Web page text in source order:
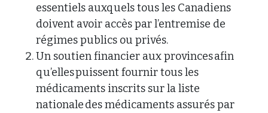
essentiels auxquels tous les Canadiens
doivent avoir accès par l’entremise de
régimes publics ou privés.
Un soutien financier aux provinces afin
qu’elles puissent fournir tous les
médicaments inscrits sur la liste
nationale des médicaments assurés par